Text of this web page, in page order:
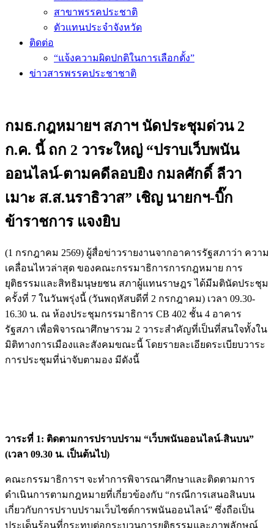
สาขาพรรคประชาติ
ตัวแทนประจำจังหวัด
ติดต่อ
“แจ้งความผิดปกติในการเลือกตั้ง”
ข่าวสารพรรคประชาชาติ
กมธ.กฎหมายฯ สภาฯ นัดประชุมด่วน 2
ก.ค. นี้ ถก 2 วาระใหญ่ “ปราบเว็บพนัน
ออนไลน์-ตามคดีลอบยิง กมลศักดิ์ ลีวา
เมาะ ส.ส.นราธิวาส” เชิญ นายกฯ-บิ๊ก
ข้าราชการ แจงยิบ
(1 กรกฎาคม 2569) ผู้สื่อข่าวรายงานจากอาคารรัฐสภาว่า ความ
เคลื่อนไหวล่าสุด ของคณะกรรมาธิการการกฎหมาย การ
ยุติธรรมและสิทธิมนุษยชน สภาผู้แทนราษฎร ได้มีมตินัดประชุม
ครั้งที่ 7 ในวันพรุ่งนี้ (วันพฤหัสบดีที่ 2 กรกฎาคม) เวลา 09.30-
16.30 น. ณ ห้องประชุมกรรมาธิการ CB 402 ชั้น 4 อาคาร
รัฐสภา เพื่อพิจารณาศึกษารวม 2 วาระสำคัญที่เป็นที่สนใจทั้งใน
มิติทางการเมืองและสังคมขณะนี้ โดยรายละเอียดระเบียบวาระ
การประชุมที่น่าจับตามอง มีดังนี้
วาระที่ 1: ติดตามการปราบปราม “เว็บพนันออนไลน์-สินบน”
(เวลา 09.30 น. เป็นต้นไป)
คณะกรรมาธิการฯ จะทำการพิจารณาศึกษาและติดตามการ
ดำเนินการตามกฎหมายที่เกี่ยวข้องกับ “กรณีการเสนอสินบน
เกี่ยวกับการปราบปรามเว็บไซต์การพนันออนไลน์” ซึ่งถือเป็น
ประเด็นร้อนที่กระทบต่อกระบวนการยุติธรรมและภาพลักษณ์